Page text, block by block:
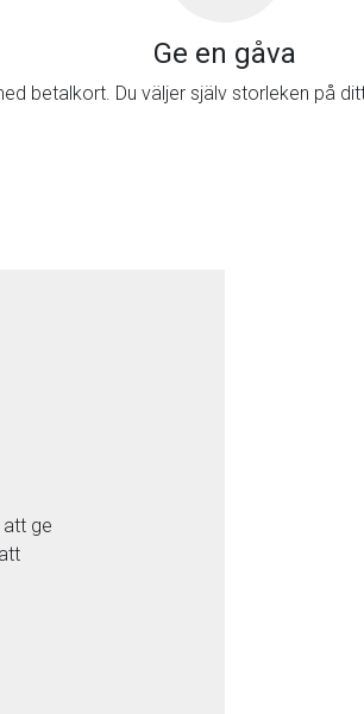
Ge en gåva
betalkort. Du väljer själv storleken på
att ge